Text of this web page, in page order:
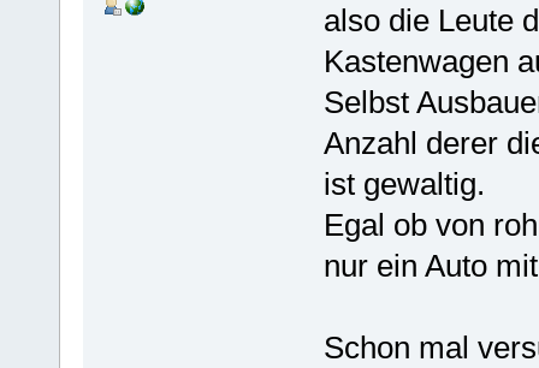
also die Leute
Kastenwagen
Selbst
Anzahl derer
ist gewaltig.
Egal ob von
nur ein Auto
Schon mal